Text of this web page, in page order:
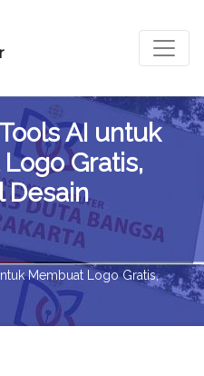
AI untuk
Gratis,
Desain
Membuat Logo Gratis,